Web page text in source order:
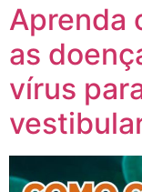
Aprenda
as
vírus